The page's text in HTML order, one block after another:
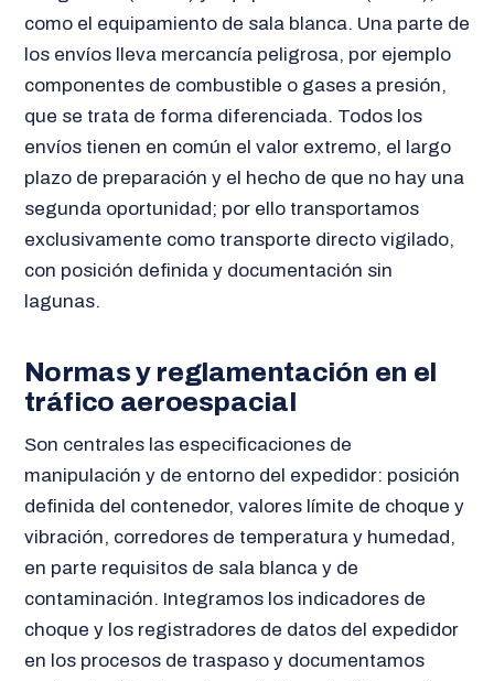
como el equipamiento de sala blanca. Una parte de
los envíos lleva mercancía peligrosa, por ejemplo
componentes de combustible o gases a presión,
que se trata de forma diferenciada. Todos los
envíos tienen en común el valor extremo, el largo
plazo de preparación y el hecho de que no hay una
segunda oportunidad; por ello transportamos
exclusivamente como transporte directo vigilado,
con posición definida y documentación sin
lagunas.
Normas y reglamentación en el
tráfico aeroespacial
Son centrales las especificaciones de
manipulación y de entorno del expedidor: posición
definida del contenedor, valores límite de choque y
vibración, corredores de temperatura y humedad,
en parte requisitos de sala blanca y de
contaminación. Integramos los indicadores de
choque y los registradores de datos del expedidor
en los procesos de traspaso y documentamos